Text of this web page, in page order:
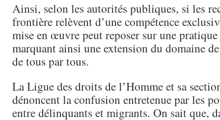
Ainsi, selon les autorités publiques, si les
frontière relèvent d’une compétence
mise en œuvre peut reposer sur une
marquant ainsi une extension du domaine
de tous par tous.
La Ligue des droits de l’Homme et sa
dénoncent la confusion entretenue par les
entre délinquants et migrants. On sait que,